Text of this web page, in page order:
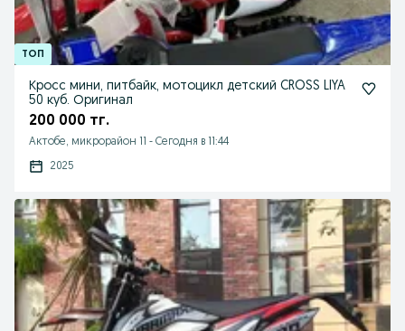
Кросс мини, питбайк, мотоцикл детский CROSS LIYA
50 куб. Оригинал
200 000 тг.
Актобе, микрорайон 11 - Сегодня в 11:44
2025